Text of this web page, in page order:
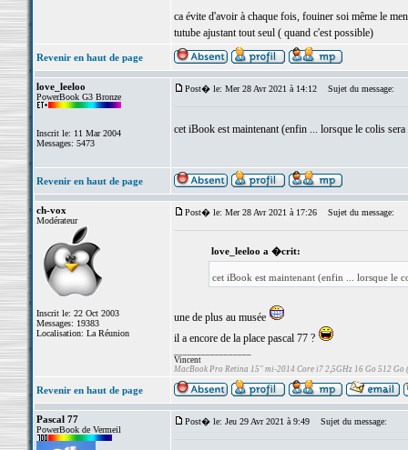
ca évite d'avoir à chaque fois, fouiner soi même le
tutube ajustant tout seul ( quand c'est possible)
Revenir en haut de page
love_leeloo
PowerBook G3 Bronze
Inscrit le: 11 Mar 2004
Messages: 5473
Post� le: Mer 28 Avr 2021 à 14:12 Sujet du message:
cet iBook est maintenant (enfin ... lorsque le colis
Revenir en haut de page
ch-vox
Modérateur
Inscrit le: 22 Oct 2003
Messages: 19383
Localisation: La Réunion
Post� le: Mer 28 Avr 2021 à 17:26 Sujet du message:
love_leeloo a �crit:
cet iBook est maintenant (enfin ... lorsque le
une de plus au musée
il a encore de la place pascal 77 ?
Vincent
MacBook Pro Retina 15" mi-2014 Core i7 2,5GHz 16 Go 512 Go
Revenir en haut de page
Pascal 77
PowerBook de Vermeil
Post� le: Jeu 29 Avr 2021 à 9:49 Sujet du message: